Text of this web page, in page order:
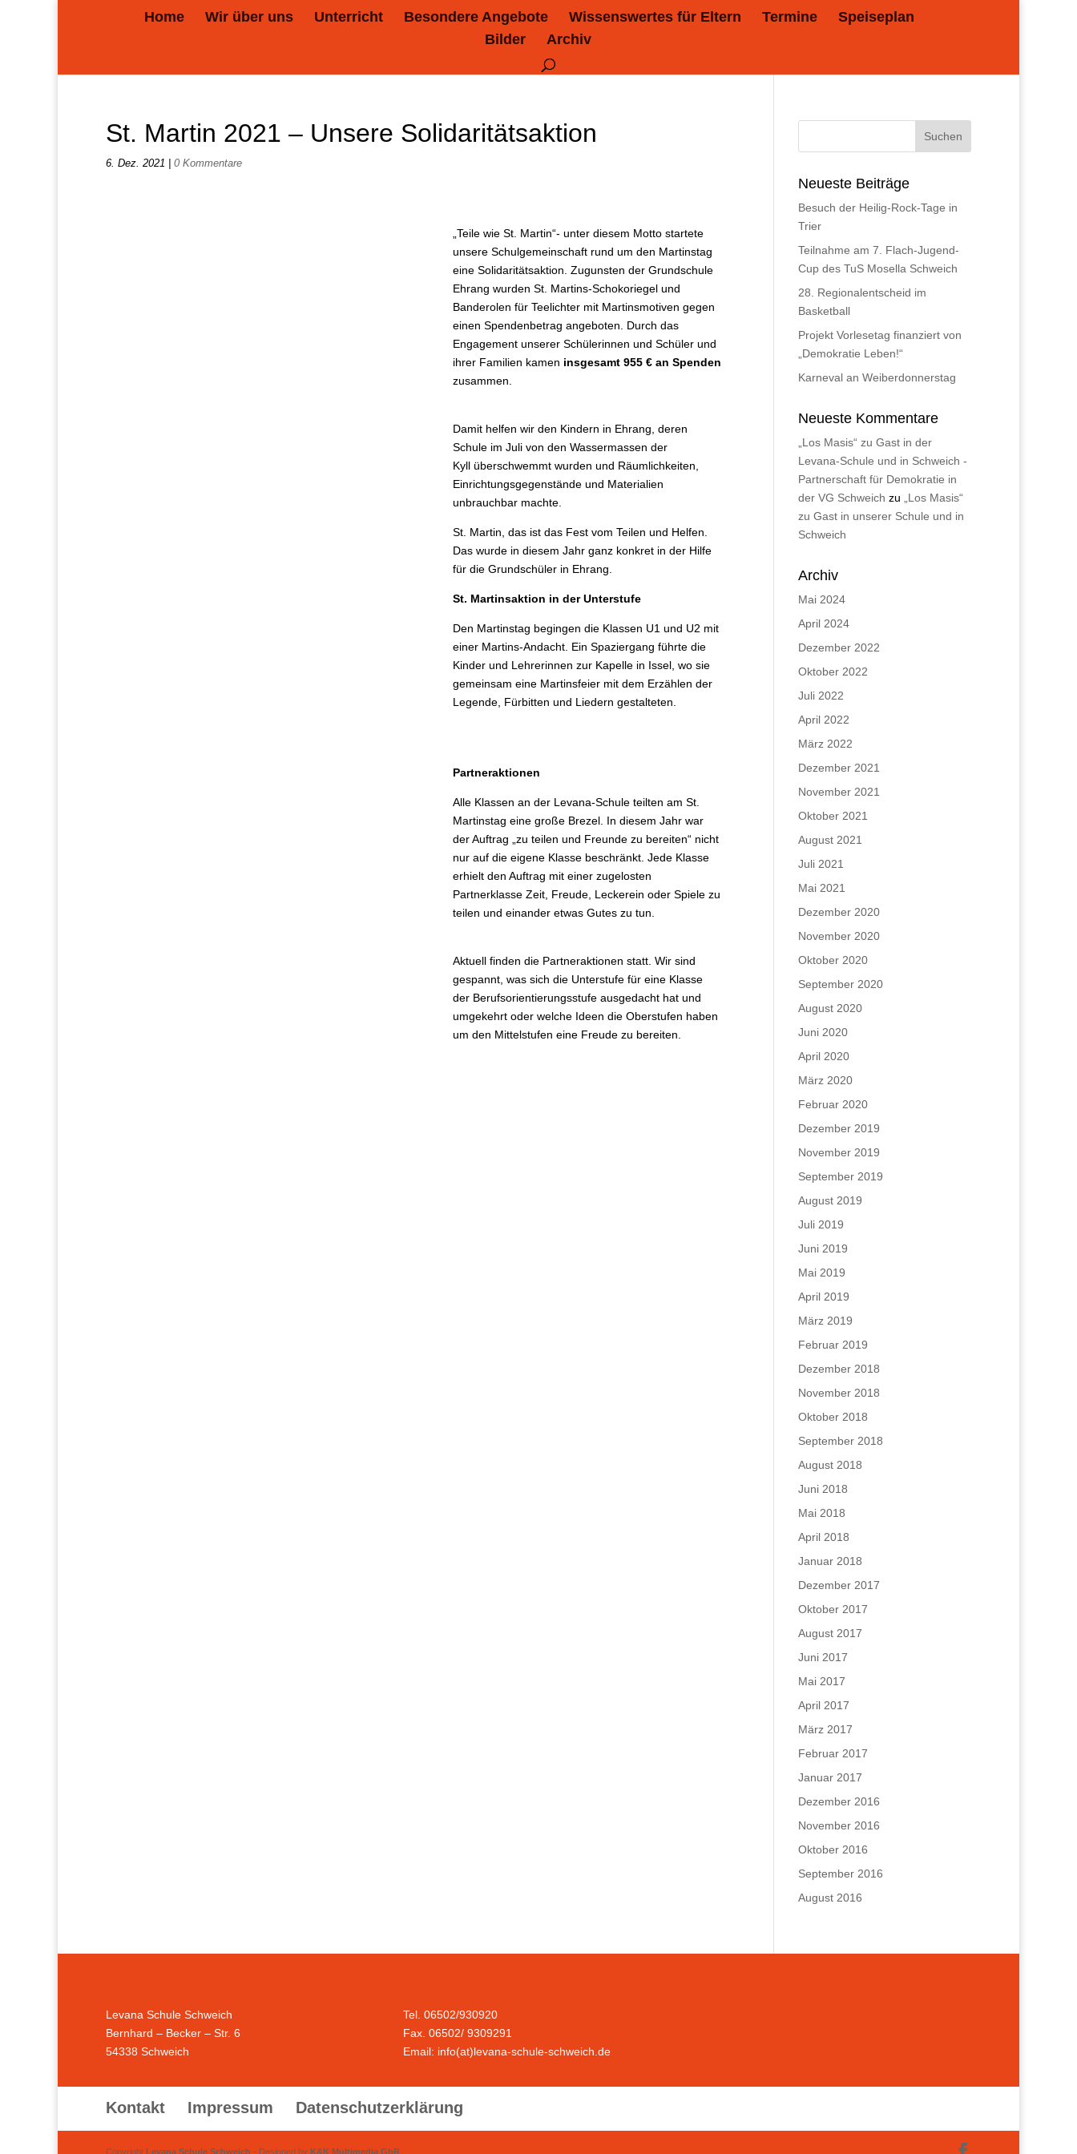
Home Wir über uns Unterricht Besondere Angebote Wissenswertes für Eltern Termine
Speiseplan
Bilder
Archiv
St. Martin 2021 – Unsere Solidaritätsaktion
6. Dez. 2021 0 Kommentare
„Teile wie St. Martin“- unter diesem Motto startete
unsere Schulgemeinschaft rund um den Martinstag
eine Solidaritätsaktion. Zugunsten der Grundschule
Ehrang wurden St. Martins-Schokoriegel und
Banderolen für Teelichter mit Martinsmotiven gegen
einen Spendenbetrag angeboten. Durch das
Engagement unserer Schülerinnen und Schüler und
ihrer Familien kamen insgesamt 955 € an Spenden
zusammen.
Damit helfen wir den Kindern in Ehrang, deren
Schule im Juli von den Wassermassen der
Kyll überschwemmt wurden und Räumlichkeiten,
Einrichtungsgegenstände und Materialien
unbrauchbar machte.
St. Martin, das ist das Fest vom Teilen und Helfen.
Das wurde in diesem Jahr ganz konkret in der Hilfe
für die Grundschüler in Ehrang.
St. Martinsaktion in der Unterstufe
Den Martinstag begingen die Klassen U1 und U2 mit
einer Martins-Andacht. Ein Spaziergang führte die
Kinder und Lehrerinnen zur Kapelle in Issel, wo sie
gemeinsam eine Martinsfeier mit dem Erzählen der
Legende, Fürbitten und Liedern gestalteten.
Partneraktionen
Alle Klassen an der Levana-Schule teilten am St.
Martinstag eine große Brezel. In diesem Jahr war
der Auftrag „zu teilen und Freunde zu bereiten“ nicht
nur auf die eigene Klasse beschränkt. Jede Klasse
erhielt den Auftrag mit einer zugelosten
Partnerklasse Zeit, Freude, Leckerein oder Spiele zu
teilen und einander etwas Gutes zu tun.
Aktuell finden die Partneraktionen statt. Wir sind
gespannt, was sich die Unterstufe für eine Klasse
der Berufsorientierungsstufe ausgedacht hat und
umgekehrt oder welche Ideen die Oberstufen haben
um den Mittelstufen eine Freude zu bereiten.
Neueste Beiträge
Besuch der Heilig-Rock-Tage in
Trier
Teilnahme am 7. Flach-Jugend-
Cup des TuS Mosella Schweich
28. Regionalentscheid im
Basketball
Projekt Vorlesetag finanziert von
„Demokratie Leben!“
Karneval an Weiberdonnerstag
Neueste Kommentare
„Los Masis“ zu Gast in der
Levana-Schule und in Schweich -
Partnerschaft für Demokratie in
der VG Schweich zu
„Los Masis“
zu Gast in unserer Schule und in
Schweich
Archiv
Mai 2024
April 2024
Dezember 2022
Oktober 2022
Juli 2022
April 2022
März 2022
Dezember 2021
November 2021
Oktober 2021
August 2021
Juli 2021
Mai 2021
Dezember 2020
November 2020
Oktober 2020
September 2020
August 2020
Juni 2020
April 2020
März 2020
Februar 2020
Dezember 2019
November 2019
September 2019
August 2019
Juli 2019
Juni 2019
Mai 2019
April 2019
März 2019
Februar 2019
Dezember 2018
November 2018
Oktober 2018
September 2018
August 2018
Juni 2018
Mai 2018
April 2018
Januar 2018
Dezember 2017
Oktober 2017
August 2017
Juni 2017
Mai 2017
April 2017
März 2017
Februar 2017
Januar 2017
Dezember 2016
November 2016
Oktober 2016
September 2016
August 2016
Levana Schule Schweich
Bernhard – Becker – Str. 6
54338 Schweich
Tel. 06502/930920
Fax. 06502/ 9309291
Email: info(at)levana-schule-schweich.de
Kontakt Impressum Datenschutzerklärung
Copyright Levana Schule Schweich - Designed by K&K Multimedia GbR